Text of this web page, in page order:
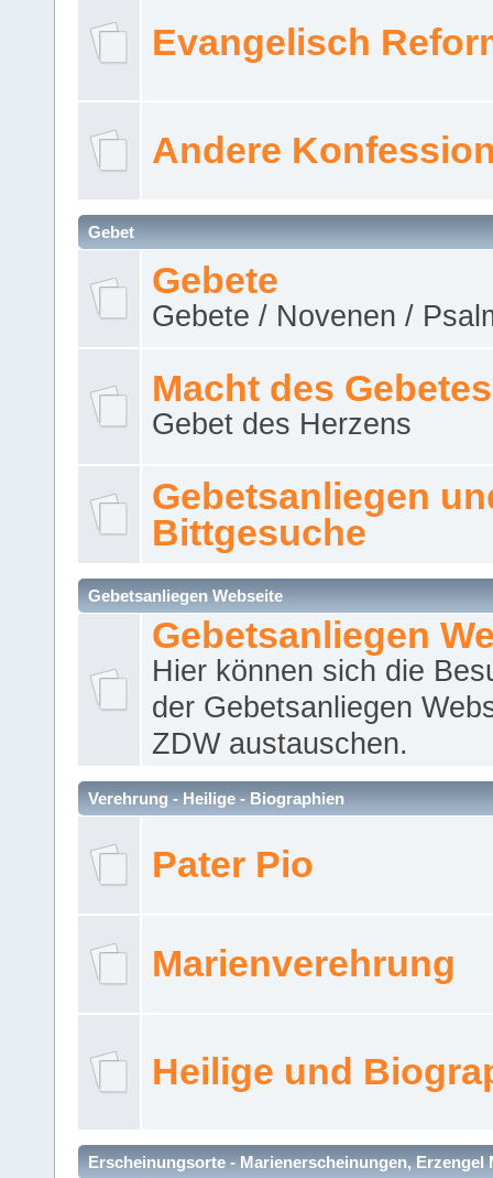
Evangelisch
Andere
Gebet
Gebete
Gebete / Novenen /
Macht des Gebetes
Gebet des Herzens
Gebetsanliegen
Bittgesuche
Gebetsanliegen Webseite
Gebetsanliegen
Hier können sich die
der Gebetsanliegen
ZDW austauschen.
Verehrung - Heilige - Biographien
Pater Pio
Marienverehrung
Heilige und
Erscheinungsorte - Marienerscheinungen, Erzengel